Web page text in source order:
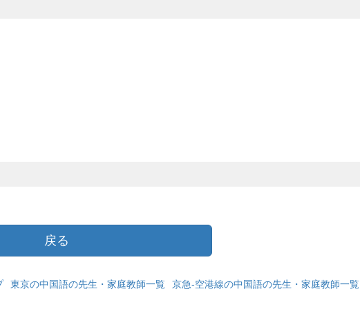
戻る
東京の中国語の先生・家庭教師一覧 京急-空港線の中国語の先生・家庭教師一覧